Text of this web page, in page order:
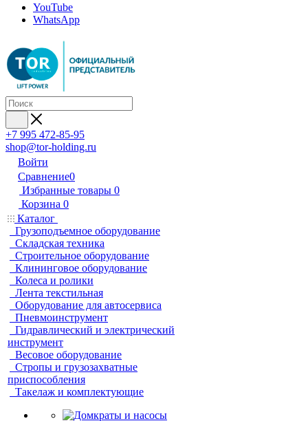
YouTube
WhatsApp
+7 995 472-85-95
shop@tor-holding.ru
Войти
Сравнение0
Избранные товары 0
Корзина 0
Каталог
Грузоподъемное оборудование
Складская техника
Строительное оборудование
Клининговое оборудование
Колеса и ролики
Лента текстильная
Оборудование для автосервиса
Пневмоинструмент
Гидравлический и электрический
инструмент
Весовое оборудование
Стропы и грузозахватные
приспособления
Такелаж и комплектующие